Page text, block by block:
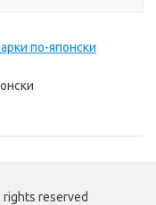
rights reserved